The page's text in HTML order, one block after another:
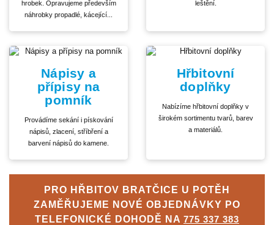
hrobek. Opravujeme především
náhrobky propadlé, kácející...
leštění.
Nápisy a
přípisy na
pomník
Provádíme sekání i pískování
nápisů, zlacení, stříbření a
barvení nápisů do kamene.
Hřbitovní
doplňky
Nabízíme hřbitovní doplňky v
širokém sortimentu tvarů, barev
a materiálů.
PRO HŘBITOV BRATČICE U POTĚH
ZAMĚŘUJEME NOVÉ OBJEDNÁVKY PO
TELEFONICKÉ DOHODĚ NA 775 337 383